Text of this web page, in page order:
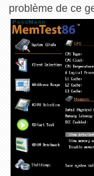
problème de ce